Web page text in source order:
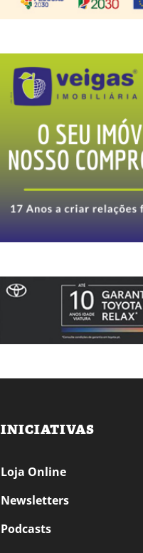
INICIATIVAS
Loja Online
Newsletters
Podcasts